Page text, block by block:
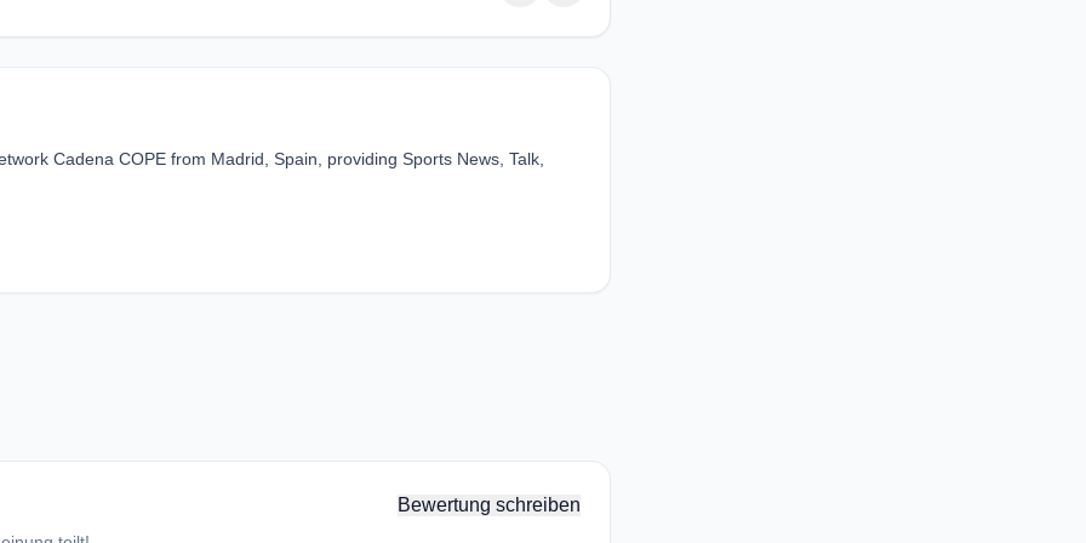
Cadena COPE from Madrid, Spain, providing Sports News, Talk,
Bewertung schreiben